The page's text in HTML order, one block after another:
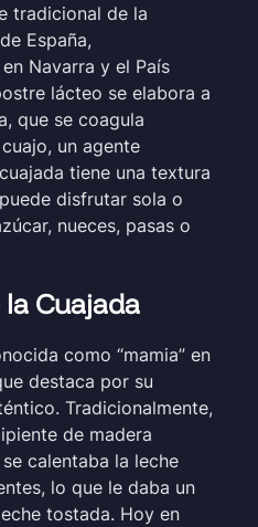
tradicional de la
España,
Navarra y el País
lácteo se elabora a
que se coagula
un agente
tiene una textura
disfrutar sola o
nueces, pasas o
Cuajada
como “mamia” en
destaca por su
Tradicionalmente,
de madera
calentaba la leche
lo que le daba un
tostada. Hoy en